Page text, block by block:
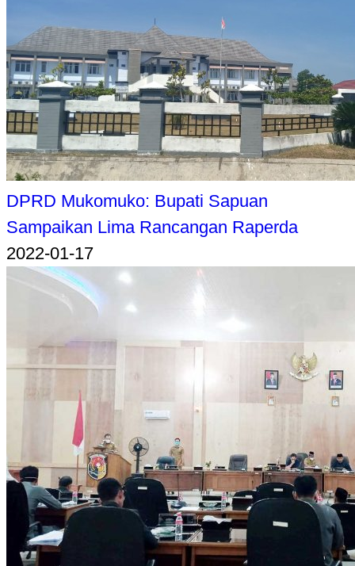
DPRD Mukomuko: Bupati Sapuan
Sampaikan Lima Rancangan Raperda
2022-01-17